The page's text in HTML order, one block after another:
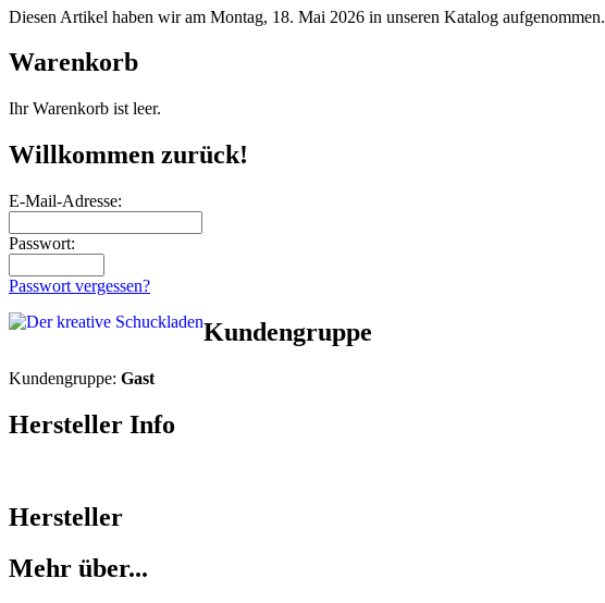
Diesen Artikel haben wir am Montag, 18. Mai 2026 in unseren Katalog aufgenommen.
Warenkorb
Ihr Warenkorb ist leer.
Willkommen zurück!
E-Mail-Adresse:
Passwort:
Passwort vergessen?
Kundengruppe
Kundengruppe: Gast
Hersteller Info
Hersteller
Mehr über...